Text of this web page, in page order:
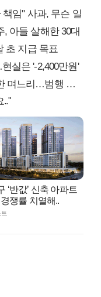
임" 사과, 무슨 일
아들 살해한 30대
초 지급 목표
실은 '-2,400만원'
리…범행 동기는
.."
‘반값’ 신축 아파트
쟁률 치열해..